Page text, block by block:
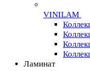
VINILAM
Ламинат